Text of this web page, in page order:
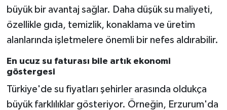
büyük bir avantaj sağlar. Daha düşük su maliyeti,
özellikle gıda, temizlik, konaklama ve üretim
alanlarında işletmelere önemli bir nefes aldırabilir.
En ucuz su faturası bile artık ekonomi
göstergesi
Türkiye'de su fiyatları şehirler arasında oldukça
büyük farklılıklar gösteriyor. Örneğin, Erzurum'da